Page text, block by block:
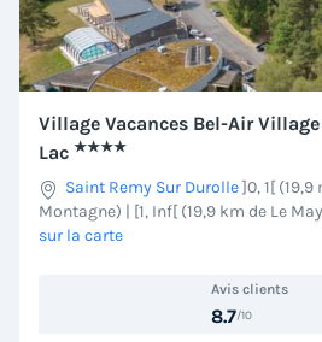
Village Vacances Bel-Air
Lac ★★★★
Saint Remy Sur Durolle]0, 1[
Montagne) | [1, Inf[ (19,9 km de Le
sur la carte
Avis clients
8.7/10